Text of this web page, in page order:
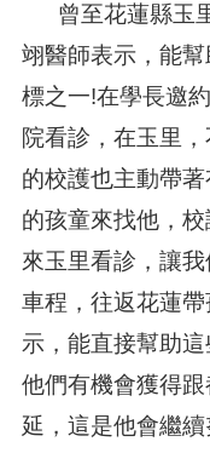
曾至花蓮縣玉
翊醫師表示，能
標之一!在學長邀
院看診，在玉里
的校護也主動帶
的孩童來找他，
來玉里看診，讓
車程，往返花蓮
示，能直接幫助
他們有機會獲得
延，這是他會繼